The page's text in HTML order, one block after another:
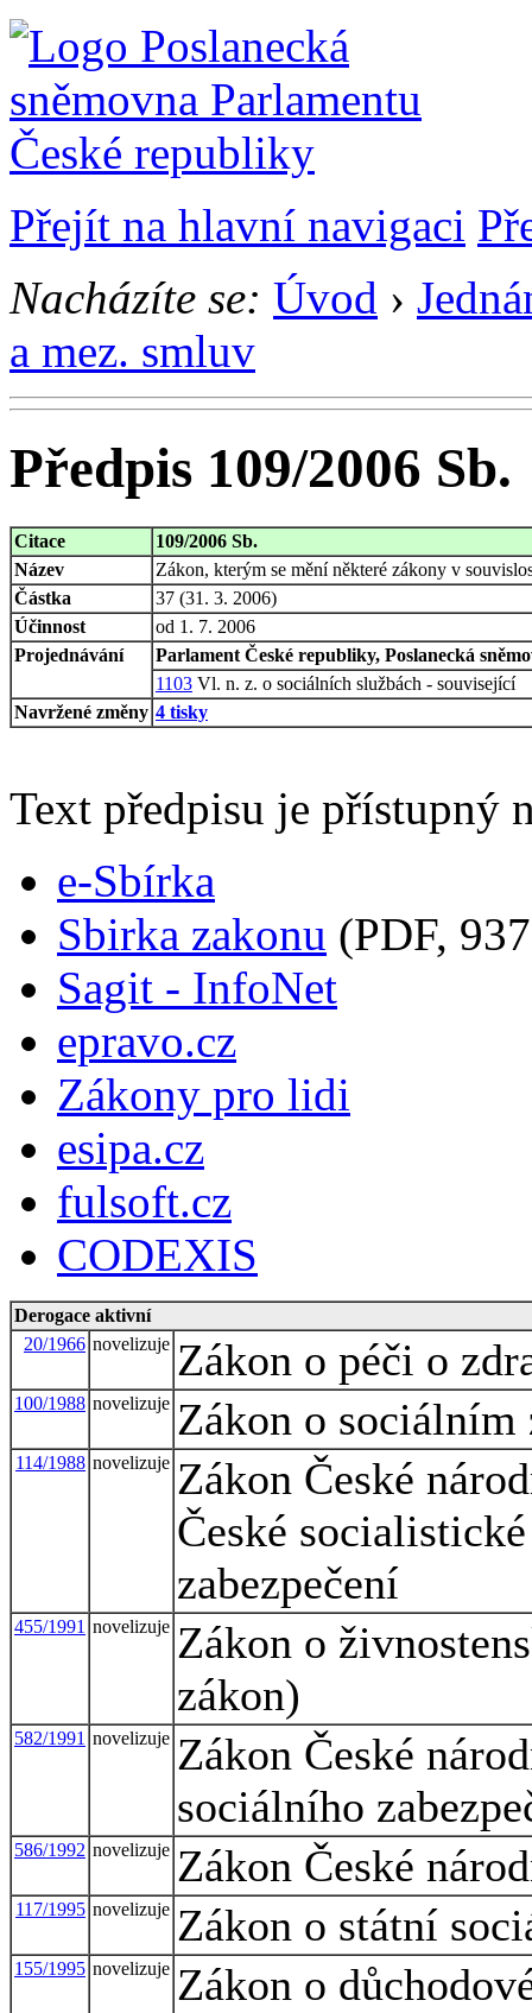
Přejít na hlavní navigaci
Nacházíte se: Úvod ›
a mez. smluv
Předpis 109/2006 Sb.
Citace
109/2006 Sb.
Název
Zákon, kterým se mění některé zákony v
Částka
37 (31. 3. 2006)
Účinnost
od 1. 7. 2006
Projednávání
Parlament České republiky, Poslanecká
1103 Vl. n. z. o sociálních službách - související
Navržené změny 4 tisky
Text předpisu je přístupný
e-Sbírka
Sbirka zakonu (PDF,
Sagit - InfoNet
epravo.cz
Zákony pro lidi
esipa.cz
fulsoft.cz
CODEXIS
Derogace aktivní
20/1966 novelizuje Zákon o péči o
100/1988 novelizuje Zákon o sociálním
114/1988 novelizuje Zákon České
České
zabezpečení
455/1991 novelizuje Zákon o
zákon)
582/1991 novelizuje Zákon České
sociálního
586/1992 novelizuje Zákon České
117/1995 novelizuje Zákon o státní
155/1995 novelizuje Zákon o